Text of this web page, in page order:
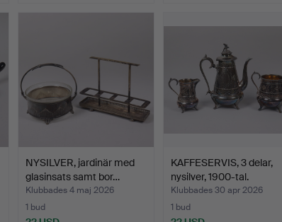
NYSILVER, jardinär med
glasinsats samt bor…
Klubbades 4 maj 2026
1 bud
KAFFESERVIS, 3 delar,
nysilver, 1900-tal.
Klubbades 30 apr 2026
1 bud